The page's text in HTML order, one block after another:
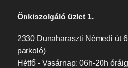
Önkiszolgáló üzlet 1.
2330 Dunaharaszti Némedi út
parkoló)
Hétfő - Vasárnap: 06h-20h óráig